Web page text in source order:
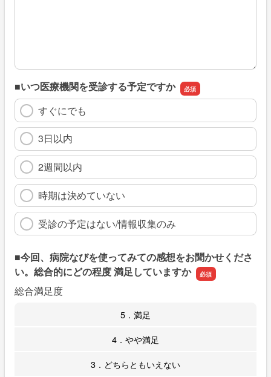
■いつ医療機関を受診する予定ですか
すぐにでも
3日以内
2週間以内
時期は決めていない
受診の予定はない/情報収集のみ
■今回、病院なびを使ってみての感想をお聞かせくださ
い。総合的にどの程度 満足していますか
総合満足度
5．満足
4．やや満足
3．どちらともいえない